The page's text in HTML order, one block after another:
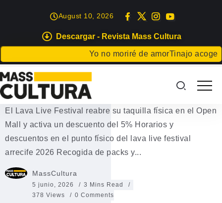
Descargar - Revista Mass Cultura
Yo no moriré de amor Tinajo acoge una
August 10, 2026
FESTIVALES MÚSICA
El Lava Live Festival reabre su
taquilla física en el Open Mall
El Lava Live Festival reabre su taquilla física en el Open
Mall y activa un descuento del 5% Horarios y
descuentos en el punto físico del lava live festival
arrecife 2026 Recogida de packs y...
MassCultura
5 junio, 2026
3 Mins Read
378 Views
0 Comments